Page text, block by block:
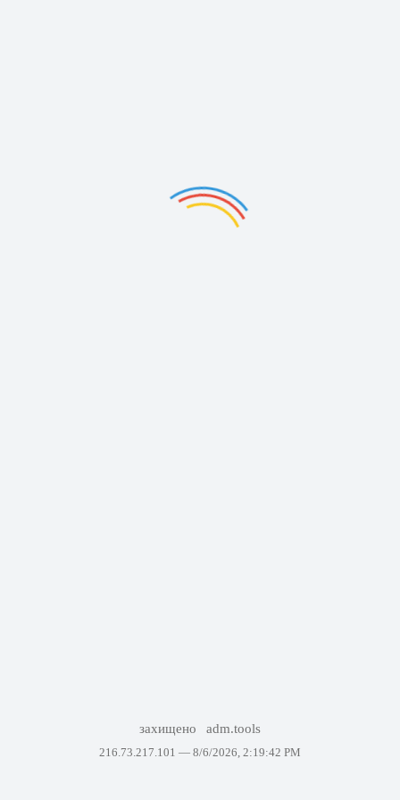
захищено adm.tools
216.73.217.101 — 8/6/2026, 2:19:42 PM